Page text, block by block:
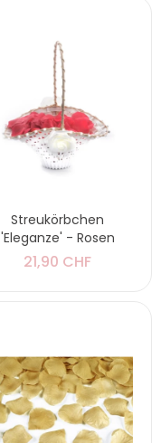
Streukörbchen
'Eleganze' - Rosen
21,90 CHF